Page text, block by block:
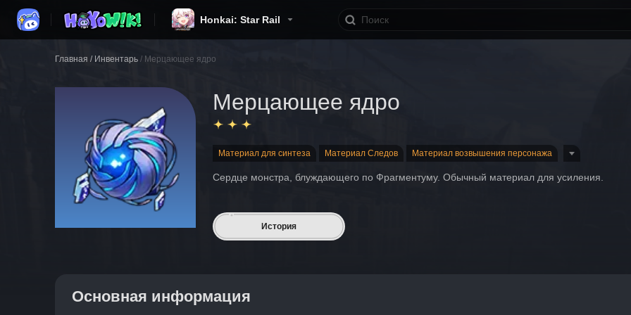
Honkai: Star Rail
Главная / Инвентарь / Мерцающее ядро
Мерцающее ядро
Материал для синтеза Материал Следов Материал возвышения персонажа
Сердце монстра, блуждающего по Фрагментуму. Обычный материал для усиления.
История
Основная информация